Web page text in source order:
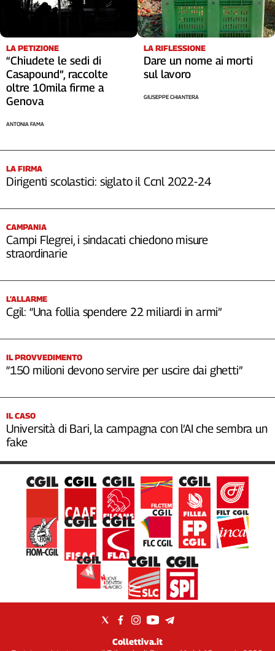
LA PETIZIONE
“Chiudete le sedi di
Casapound”, raccolte
oltre 10mila firme a
Genova
ANTONIA FAMA
LA RIFLESSIONE
Dare un nome ai morti
sul lavoro
GIUSEPPE CHIANTERA
LA FIRMA
Dirigenti scolastici: siglato il Ccnl 2022-24
CAMPANIA
Campi Flegrei, i sindacati chiedono misure
straordinarie
L’ALLARME
Cgil: “Una follia spendere 22 miliardi in armi”
IL PROVVEDIMENTO
“150 milioni devono servire per uscire dai ghetti”
IL CASO
Università di Bari, la campagna con l’AI che sembra un
fake
Collettiva.it